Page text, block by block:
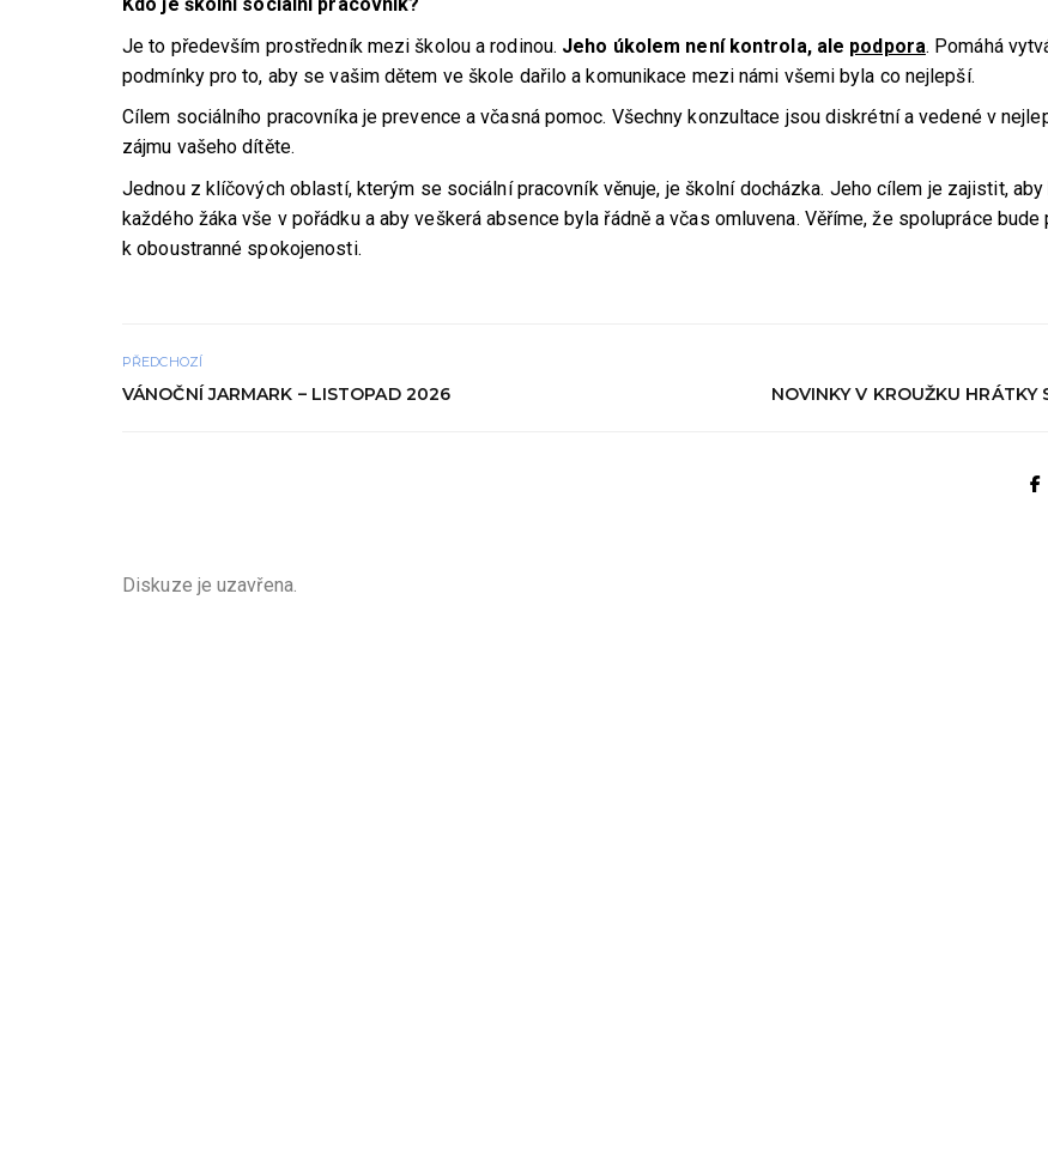
Je to především prostředník mezi školou a rodinou. Jeho úkolem není kontrola, ale podpora. Pomáhá
podmínky pro to, aby se vašim dětem ve škole dařilo a komunikace mezi námi všemi byla co nejlepší.
Cílem sociálního pracovníka je prevence a včasná pomoc. Všechny konzultace jsou diskrétní a vedené v
zájmu vašeho dítěte.
Jednou z klíčových oblastí, kterým se sociální pracovník věnuje, je školní docházka. Jeho cílem je zajistit, aby
každého žáka vše v pořádku a aby veškerá absence byla řádně a včas omluvena. Věříme, že spolupráce bude
k oboustranné spokojenosti.
PŘEDCHOZÍ
VÁNOČNÍ JARMARK – LISTOPAD 2026 NOVINKY V KROUŽKU HRÁTKY
Diskuze je uzavřena.